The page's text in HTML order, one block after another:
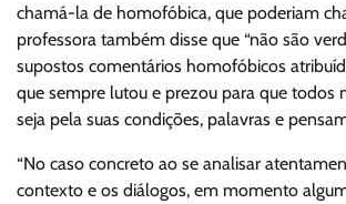
chamá-la de homofóbica, que poderiam
professora também disse que “não são
supostos comentários homofóbicos
que sempre lutou e prezou para que todos
seja pela suas condições, palavras e
“No caso concreto ao se analisar
contexto e os diálogos, em momento